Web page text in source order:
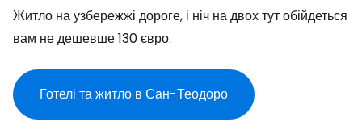
Житло на узбережжі дороге, і ніч на двох тут обійдеться
вам не дешевше 130 євро.
Готелі та житло в Сан-Теодоро